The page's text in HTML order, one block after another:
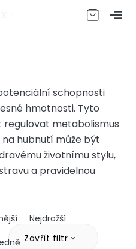
schopnosti
hmotnosti. Tyto
metabolismus
na hubnutí může být
životnímu stylu,
a pravidelnou
Nejdražší
Zavřít filtr